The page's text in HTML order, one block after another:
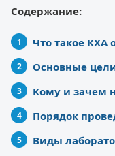
Содержание:
Что такое КХА
Основные
Кому и зачем
Порядок
Виды